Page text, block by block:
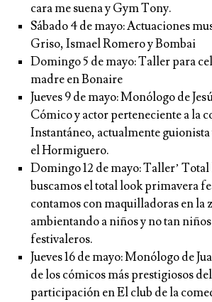
cara me suena y Gym Tony.
Sábado 4 de mayo:Actuaciones
Griso, Ismael Romero y Bombai
Domingo 5 de mayo:Taller para
madre en Bonaire
Jueves 9 de mayo:Monólogo de
Cómico y actor perteneciente a la
Instantáneo, actualmente
el Hormiguero.
Domingo 12 de mayo:Taller’ Total
buscamos el total look primavera
contamos con maquilladoras en la
ambientando a niños y no tan
festivaleros.
Jueves 16 de mayo:Monólogo de
de los cómicos más prestigiosos
participación en El club de la